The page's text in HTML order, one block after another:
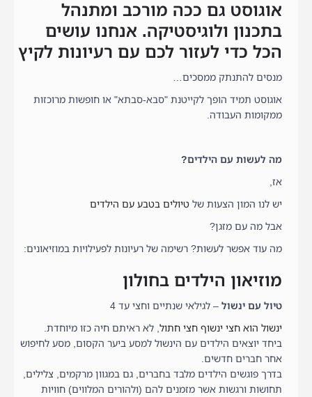
אוגוסט גם ככה מורכב ומתנהל
בתכנון ולוגיסטיקה. אנחנו עושים
הכל כדי לעזור לכם עם רעיונות לקיץ
מנסים להתנתק ממסכים…
אוגוסט תמיד הופך לקייטנת "סבא-סבתא" או חופשות מרוכזות
ממקומות העבודה.
מה לעשות עם הילדים?
אז,
יש לנו המון הצעות של טיולים בטבע עם הילדים
אבל מה עם מזגן?
מה עוד אפשר לעשות? רשימה של רעיונות לפעילויות במוזיאונים:
מוזיאון הילדים בחולון
טיול עם ינשול– לגילאי שנתיים וחצי עד 4
ינשול הוא חצי ינשוף חצי חתול, לא ראיתם חיה כזו מיוחדת.
ביחד יוצאים הילדים עם הינשול למסע ביער הקסום, מסע לחיפוש
אחר חברים חדשים.
בדרך פוגשים הילדים מלבד בחברים, גם במגוון מרקמים, צלילים,
תחושות ורגשות אשר מזמנים להם (ולהורים המלווים) חוויות